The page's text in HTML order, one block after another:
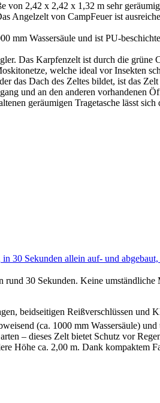
2,42 x 2,42 x 1,32 m sehr
Angelzelt von CampFeuer ist
mm Wassersäule und ist PU-
Das Karpfenzelt ist durch die
welche ideal vor Insekten
das Dach des Zeltes bildet, ist das
und an den anderen vorhandenen
geräumigen Tragetasche lässt
30 Sekunden allein auf- und
30 Sekunden. Keine
beidseitigen Reißverschlüssen und
(ca. 1000 mm Wassersäule)
– dieses Zelt bietet Schutz vor
ca. 2,00 m. Dank kompaktem